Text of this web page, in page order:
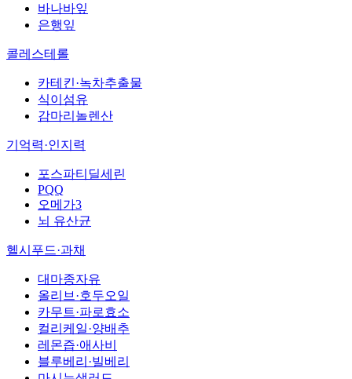
바나바잎
은행잎
콜레스테롤
카테킨·녹차추출물
식이섬유
감마리놀렌산
기억력·인지력
포스파티딜세린
PQQ
오메가3
뇌 유산균
헬시푸드·과채
대마종자유
올리브·호두오일
카무트·파로효소
컬리케일·양배추
레몬즙·애사비
블루베리·빌베리